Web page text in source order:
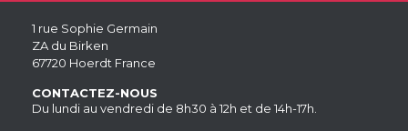
1 rue Sophie Germain
ZA du Birken
67720 Hoerdt France
CONTACTEZ-NOUS
Du lundi au vendredi de 8h30 à 12h et de 14h-17h.